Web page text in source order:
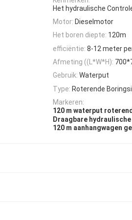
Het hydraulische
Motor: Dieselmotor
Het boren diepte: 120m
efficiëntie: 8-12 meter
Afmeting ((L*W*H):
Gebruik: Waterput
Type: Roterende
Markeren:
120 m waterput
Draagbare
120 m aanhangwagen